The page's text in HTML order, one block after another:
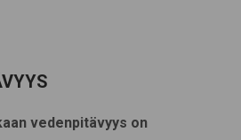
vedenpitävyys on